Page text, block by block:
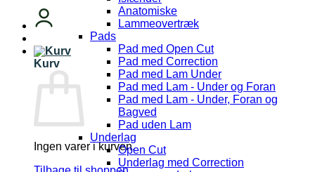
Kurv
Ingen varer i kurven.
Anatomiske
Lammeovertræk
Pads
Pad med Open Cut
Pad med Correction
Pad med Lam Under
Pad med Lam - Under og Foran
Pad med Lam - Under, Foran og
Bagved
Pad uden Lam
Underlag
Open Cut
Underlag med Correction